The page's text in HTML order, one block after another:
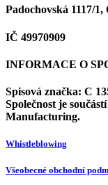
Padochovská 1117/1,
IČ 49970909
INFORMACE O
Spisová značka: C
Společnost je
Manufacturing.
Whistleblowing
Všeobecné obchodní